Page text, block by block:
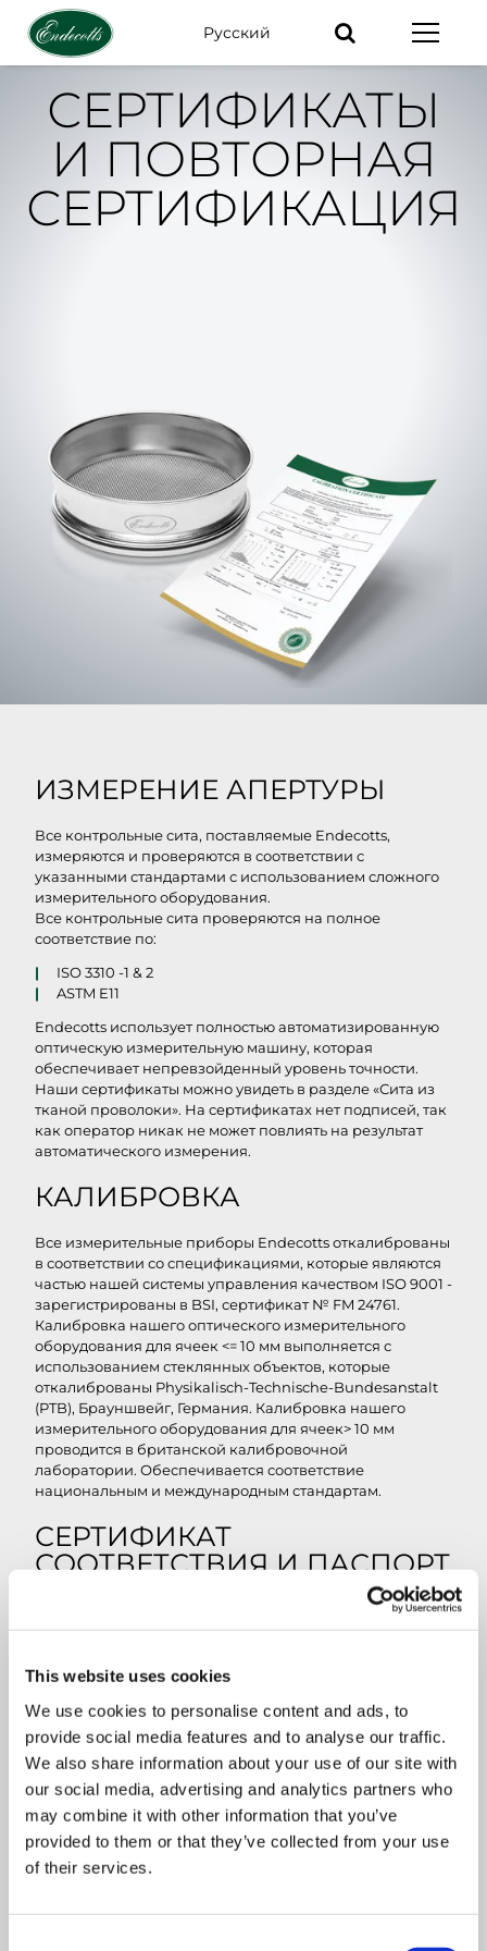
This website uses cookies
We use cookies to personalise content and ads, to
provide social media features and to analyse our traffic.
We also share information about your use of our site with
our social media, advertising and analytics partners who
may combine it with other information that you’ve
provided to them or that they’ve collected from your use
of their services.
Pусский
СЕРТИФИКАТЫ
И ПОВТОРНАЯ
СЕРТИФИКАЦИЯ
ИЗМЕРЕНИЕ АПЕРТУРЫ
Все контрольные сита, поставляемые Endecotts,
измеряются и проверяются в соответствии с
указанными стандартами с использованием сложного
измерительного оборудования.
Все контрольные сита проверяются на полное
соответствие по:
ISO 3310 -1 & 2
ASTM E11
Endecotts использует полностью автоматизированную
оптическую измерительную машину, которая
обеспечивает непревзойденный уровень точности.
Наши сертификаты можно увидеть в разделе «Сита из
тканой проволоки». На сертификатах нет подписей, так
как оператор никак не может повлиять на результат
автоматического измерения.
КАЛИБРОВКА
Все измерительные приборы Endecotts откалиброваны
в соответствии со спецификациями, которые являются
частью нашей системы управления качеством ISO 9001 -
зарегистрированы в BSI, сертификат № FM 24761.
Калибровка нашего оптического измерительного
оборудования для ячеек <= 10 мм выполняется с
использованием стеклянных объектов, которые
откалиброваны Physikalisch-Technische-Bundesanstalt
(PTB), Брауншвейг, Германия. Калибровка нашего
измерительного оборудования для ячеек> 10 мм
проводится в британской калибровочной
лаборатории. Обеспечивается соответствие
национальным и международным стандартам.
СЕРТИФИКАТ
СООТВЕТСТВИЯ И ПАСПОРТ
Cита сертифицированы в соответствии с требованиями
сертификат соответствия с уникальным,
указать более высокие уровни сертификации,
обеспечивающие различные уровни данных
измерений, как подробно описано в пункте 5.3.2
ISO3310-1 и 2.
АКТ ТЕХНИЧЕСКОГО
ОСМОТРА
измеренных отверстий и средний размер отверстий в
Ключевые
слова